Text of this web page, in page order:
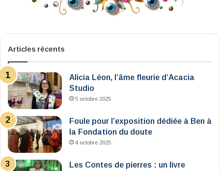
Articles récents
Alicia Léon, l’âme fleurie d’Acacia
Studio
5 octobre 2025
Foule pour l’exposition dédiée à Ben à
la Fondation du doute
4 octobre 2025
Les Contes de pierres : un livre